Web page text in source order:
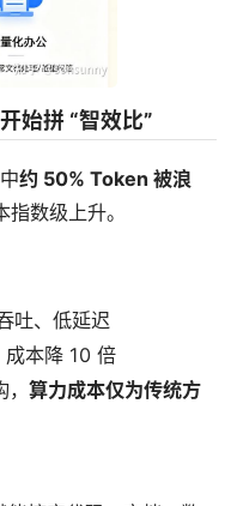
始拼 “智效比”
约 50% Token 被浪
数级上升。
吐、低延迟
成本降 10 倍
，算力成本仅为传统方